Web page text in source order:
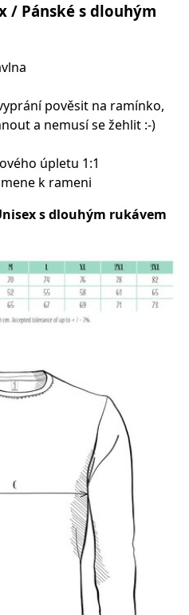
Pánské s dlouhým
pověsit na ramínko,
a nemusí se žehlit :-)
úpletu 1:1
k rameni
s dlouhým rukávem